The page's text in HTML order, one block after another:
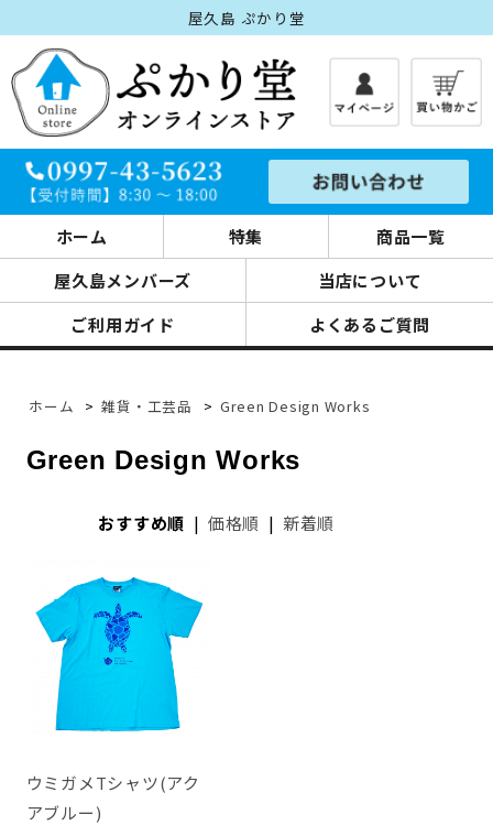
屋久島 ぷかり堂
ホーム 特集
商品一覧
屋久島メンバーズ
当店について
ご利用ガイド
よくあるご質問
ホーム > 雑貨・工芸品 > Green Design Works
Green Design Works
おすすめ順 | 価格順 | 新着順
ウミガメTシャツ(アク
アブルー)